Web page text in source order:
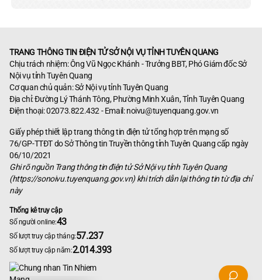
TRANG THÔNG TIN ĐIỆN TỬ SỞ NỘI VỤ TỈNH TUYÊN QUANG
Chịu trách nhiệm: Ông Vũ Ngọc Khánh - Trưởng BBT, Phó Giám đốc Sở
Nội vụ tỉnh Tuyên Quang
Cơ quan chủ quản: Sở Nội vụ tỉnh Tuyên Quang
Địa chỉ: Đường Lý Thánh Tông, Phường Minh Xuân, Tỉnh Tuyên Quang
Điện thoại: 02073.822.432 - Email:noivu@tuyenquang.gov.vn
Giấy phép thiết lập trang thông tin điện tử tổng hợp trên mạng số
76/GP-TTĐT do Sở Thông tin Truyền thông tỉnh Tuyên Quang cấp ngày
06/10/2021
Ghi rõ nguồn Trang thông tin điện tử Sở Nội vụ tỉnh Tuyên Quang
(https://sonoivu.tuyenquang.gov.vn) khi trích dẫn lại thông tin từ địa chỉ
này
Thống kê truy cập
Số người online:43
Số lượt truy cập tháng:57.237
Số lượt truy cập năm:2.014.393